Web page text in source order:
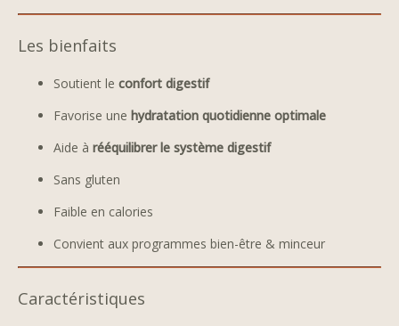
Les bienfaits
Soutient le confort digestif
Favorise une hydratation quotidienne optimale
Aide à rééquilibrer le système digestif
Sans gluten
Faible en calories
Convient aux programmes bien-être & minceur
Caractéristiques